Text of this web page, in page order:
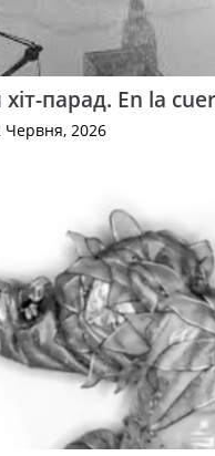
хіт-парад. En la
Червня, 2026